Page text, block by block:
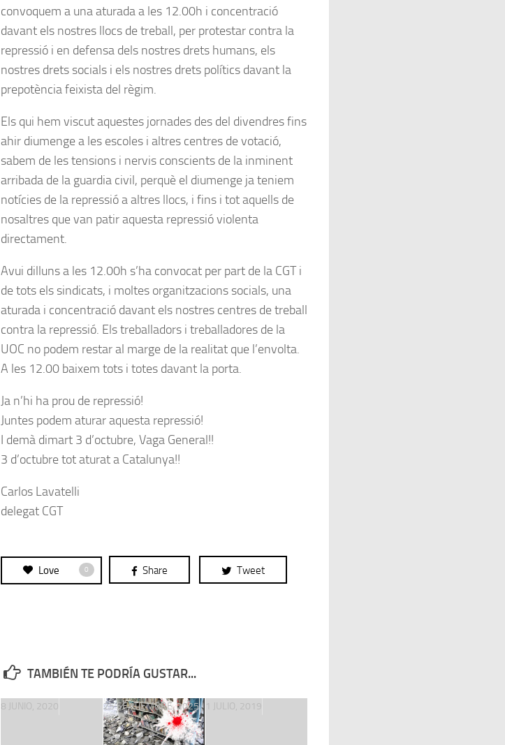
convoquem a una aturada a les 12.00h i concentració
davant els nostres llocs de treball, per protestar contra la
repressió i en defensa dels nostres drets humans, els
nostres drets socials i els nostres drets polítics davant la
prepotència feixista del règim.
Els qui hem viscut aquestes jornades des del divendres fins
ahir diumenge a les escoles i altres centres de votació,
sabem de les tensions i nervis conscients de la inminent
arribada de la guardia civil, perquè el diumenge ja teniem
notícies de la repressió a altres llocs, i fins i tot aquells de
nosaltres que van patir aquesta repressió violenta
directament.
Avui dilluns a les 12.00h s’ha convocat per part de la CGT i
de tots els sindicats, i moltes organitzacions socials, una
aturada i concentració davant els nostres centres de treball
contra la repressió. Els treballadors i treballadores de la
UOC no podem restar al marge de la realitat que l’envolta.
A les 12.00 baixem tots i totes davant la porta.
Ja n’hi ha prou de repressió!
Juntes podem aturar aquesta repressió!
I demà dimart 3 d’octubre, Vaga General!!
3 d’octubre tot aturat a Catalunya!!
Carlos Lavatelli
delegat CGT
Love 0 Share Tweet
TAMBIÉN TE PODRÍA GUSTAR...
8 JUNIO, 2020 25 SEPTIEMBRE, 2025 1 JULIO, 2019